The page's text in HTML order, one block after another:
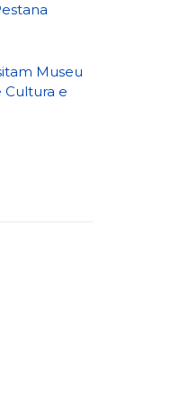
Museu
Cultura e